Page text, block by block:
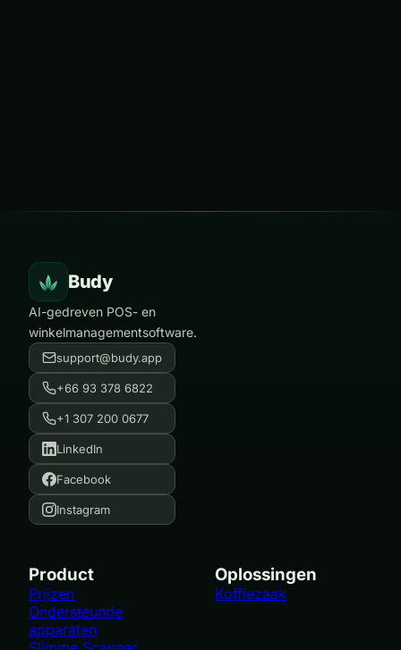
Budy
AI-gedreven POS- en
winkelmanagementsoftware.
support@budy.app
+66 93 378 6822
+1 307 200 0677
LinkedIn
Facebook
Instagram
Product
Prijzen
Ondersteunde
apparaten
Oplossingen
Koffiezaak